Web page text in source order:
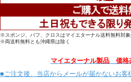
※スポンジ、バフ、クロスはマイエターナル送料無料対象
※両送料無料とも沖縄県は除く
マイエターナル製品 価格
■ご注文後、当店からメールが届かないお客